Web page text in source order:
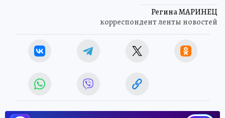
Регина МАРИНЕЦ
корреспондент ленты новостей